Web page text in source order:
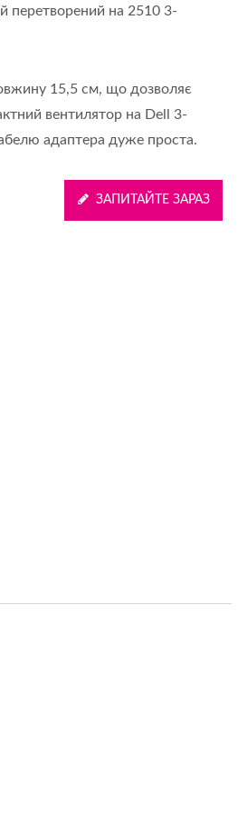
перетворений на 2510 3-
15,5 см, що дозволяє
вентилятор на Dell 3-
адаптера дуже проста.
ЗАПИТАЙТЕ ЗАРАЗ
DC Вентилятор